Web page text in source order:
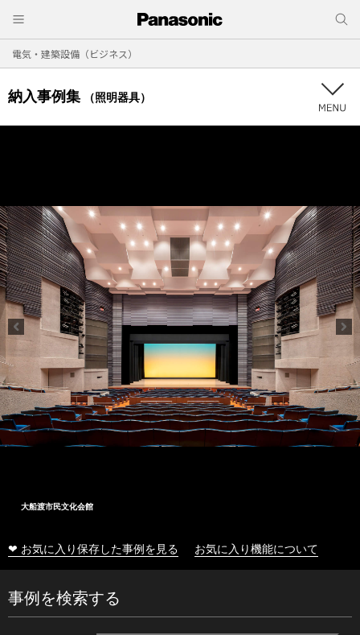
電気・建築設備（ビジネス）
納入事例集 （照明器具）
大船渡市民文化会館
❤ お気に入り保存した事例を見る お気に入り機能について
事例を検索する